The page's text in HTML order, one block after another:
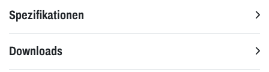
Spezifikationen
Downloads